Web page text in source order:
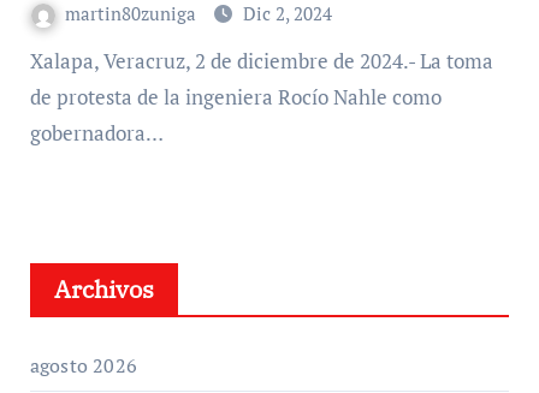
martin80zuniga Dic 2, 2024
Xalapa, Veracruz, 2 de diciembre de 2024.- La toma
de protesta de la ingeniera Rocío Nahle como
gobernadora…
Archivos
agosto 2026